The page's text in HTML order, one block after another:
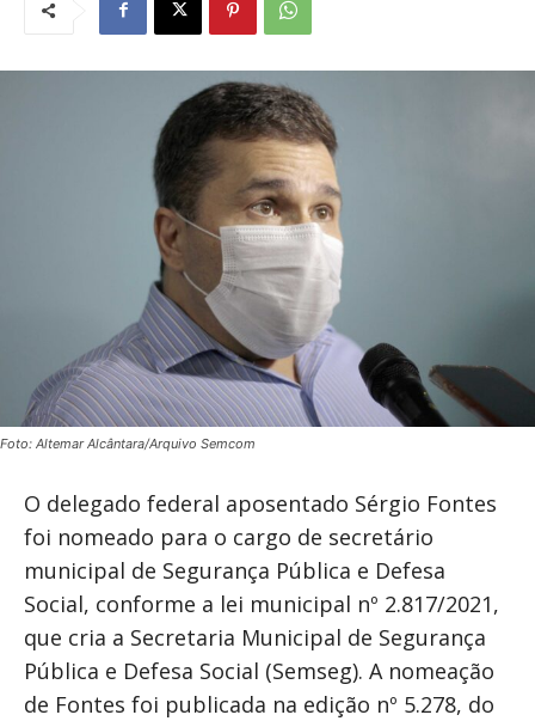
Foto: Altemar Alcântara/Arquivo Semcom
O delegado federal aposentado Sérgio Fontes
foi nomeado para o cargo de secretário
municipal de Segurança Pública e Defesa
Social, conforme a lei municipal nº 2.817/2021,
que cria a Secretaria Municipal de Segurança
Pública e Defesa Social (Semseg). A nomeação
de Fontes foi publicada na edição nº 5.278, do